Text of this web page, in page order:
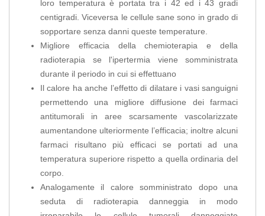
loro temperatura è portata tra i 42 ed i 43 gradi
centigradi. Viceversa le cellule sane sono in grado di
sopportare senza danni queste temperature.
Migliore efficacia della chemioterapia e della
radioterapia se l'ipertermia viene somministrata
durante il periodo in cui si effettuano
Il calore ha anche l’effetto di dilatare i vasi sanguigni
permettendo una migliore diffusione dei farmaci
antitumorali in aree scarsamente vascolarizzate
aumentandone ulteriormente l’efficacia; inoltre alcuni
farmaci risultano più efficaci se portati ad una
temperatura superiore rispetto a quella ordinaria del
corpo.
Analogamente il calore somministrato dopo una
seduta di radioterapia danneggia in modo